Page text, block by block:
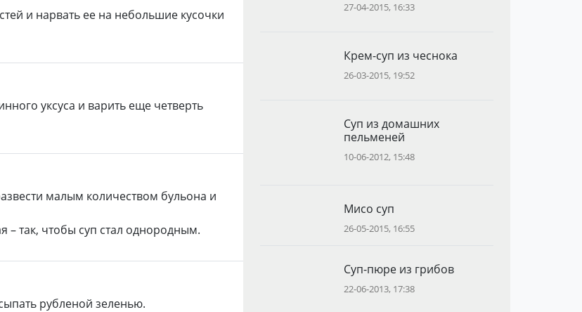
и нарвать ее на небольшие кусочки
уксуса и варить еще четверть
малым количеством бульона и
– так, чтобы суп стал однородным.
рубленой зеленью.
27-04-2015, 16:33
Крем-суп из чеснока
26-03-2015, 19:52
Суп из домашних
пельменей
10-06-2012, 15:48
Мисо суп
26-05-2015, 16:55
Суп-пюре из грибов
22-06-2013, 17:38